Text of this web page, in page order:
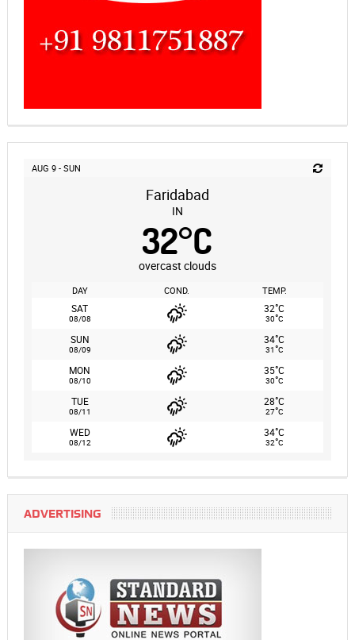
AUG 9 - SUN
Faridabad
IN
32°C
overcast clouds
DAY COND. TEMP.
SAT
08/08
32°C
30°C
SUN
08/09
34°C
31°C
MON
08/10
35°C
30°C
TUE
08/11
28°C
27°C
WED
08/12
34°C
32°C
ADVERTISING